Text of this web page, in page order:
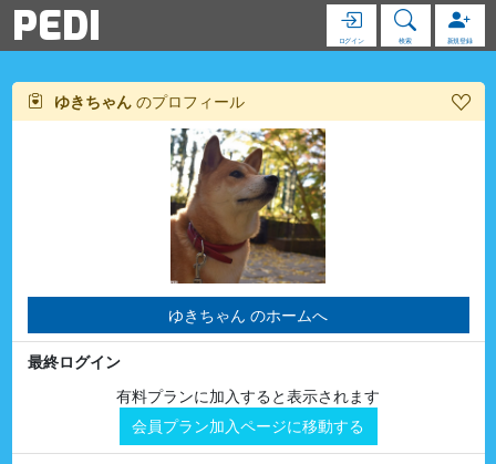
PEDI ログイン 検索 新規登録
ゆきちゃん のプロフィール
ゆきちゃん のホームへ
最終ログイン
有料プランに加入すると表示されます
会員プラン加入ページに移動する